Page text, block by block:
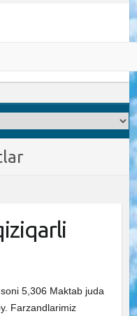
soni 5,306 Maktab juda
Farzandlarimiz